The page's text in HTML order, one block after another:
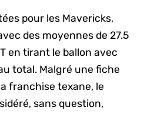
pour les Mavericks,
des moyennes de 27.5
en tirant le ballon avec
total. Malgré une fiche
franchise texane, le
sans question,